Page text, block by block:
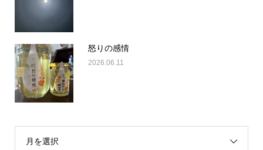
怒りの感情
2026.06.11
月を選択